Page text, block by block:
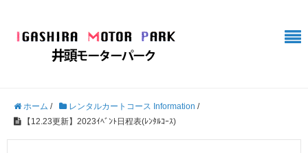
ホーム / レンタルカートコース Information /
【12.23更新】2023ｲﾍﾞﾝﾄ日程表(ﾚﾝﾀﾙｺｰｽ)